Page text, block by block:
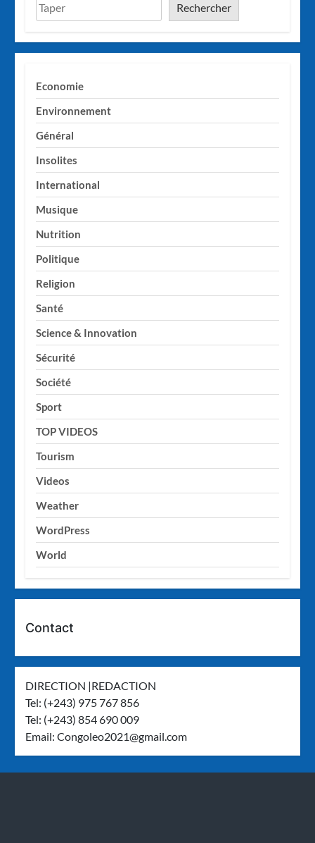
Rechercher
Economie
Environnement
Général
Insolites
International
Musique
Nutrition
Politique
Religion
Santé
Science & Innovation
Sécurité
Société
Sport
TOP VIDEOS
Tourism
Videos
Weather
WordPress
World
Contact
DIRECTION |REDACTION
Tel: (+243) 975 767 856
Tel: (+243) 854 690 009
Email:Congoleo2021@gmail.com